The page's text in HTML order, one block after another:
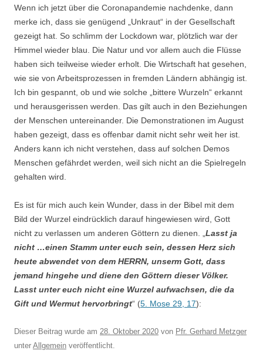
Wenn ich jetzt über die Coronapandemie nachdenke, dann
merke ich, dass sie genügend „Unkraut“ in der Gesellschaft
gezeigt hat. So schlimm der Lockdown war, plötzlich war der
Himmel wieder blau. Die Natur und vor allem auch die Flüsse
haben sich teilweise wieder erholt. Die Wirtschaft hat gesehen,
wie sie von Arbeitsprozessen in fremden Ländern abhängig ist.
Ich bin gespannt, ob und wie solche „bittere Wurzeln“ erkannt
und herausgerissen werden. Das gilt auch in den Beziehungen
der Menschen untereinander. Die Demonstrationen im August
haben gezeigt, dass es offenbar damit nicht sehr weit her ist.
Anders kann ich nicht verstehen, dass auf solchen Demos
Menschen gefährdet werden, weil sich nicht an die Spielregeln
gehalten wird.
Es ist für mich auch kein Wunder, dass in der Bibel mit dem
Bild der Wurzel eindrücklich darauf hingewiesen wird, Gott
nicht zu verlassen um anderen Göttern zu dienen. „ Lasst ja
nicht …einen Stamm unter euch sein, dessen Herz sich
heute abwendet von dem HERRN, unserm Gott, dass
jemand hingehe und diene den Göttern dieser Völker.
Lasst unter euch nicht eine Wurzel aufwachsen, die da
Gift und Wermut hervorbringt“ (5. Mose 29, 17):
Dieser Beitrag wurde am 28. Oktober 2020 von Pfr. Gerhard Metzger
unter Allgemein veröffentlicht.